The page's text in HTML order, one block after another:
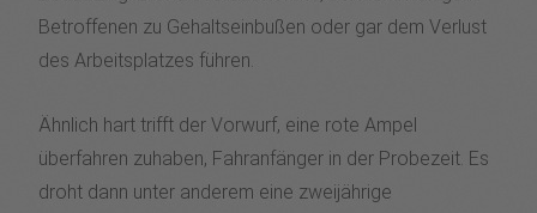
Betroffenen zu Gehaltseinbußen oder gar dem Verlust
des Arbeitsplatzes führen.
Ähnlich hart trifft der Vorwurf, eine rote Ampel
überfahren zuhaben, Fahranfänger in der Probezeit. Es
droht dann unter anderem eine zweijährige